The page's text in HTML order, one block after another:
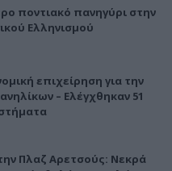
ποντιακό πανηγύρι στην
Ελληνισμού
επιχείρηση για την
– Ελέγχθηκαν 51
Πλαζ Αρετσούς: Νεκρά